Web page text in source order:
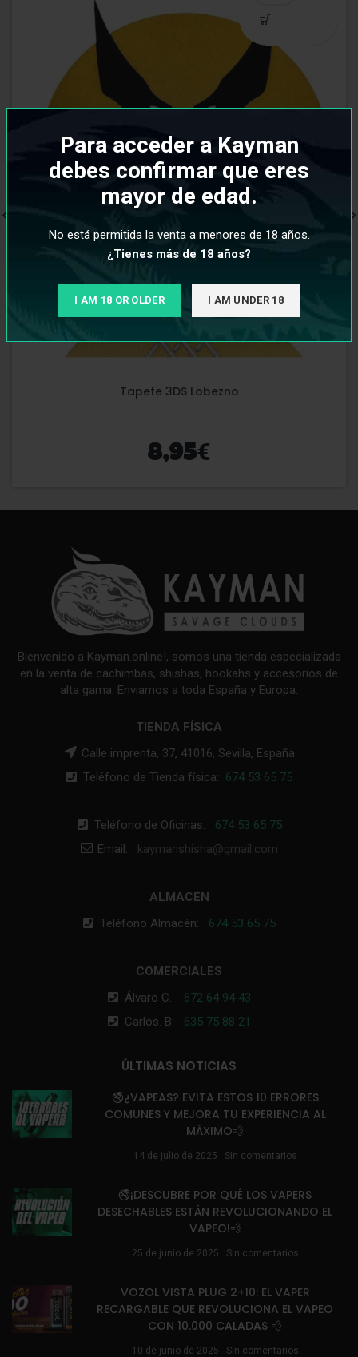
Para acceder a Kayman
debes confirmar que eres
mayor de edad.
No está permitida la venta a menores de 18 años.
¿Tienes más de 18 años?
I AM 18 OR OLDER I AM UNDER 18
Tapete 3DS Lobezno
8,95€
Bienvenido a Kayman.online!, somos una tienda especializada
en la venta de cachimbas, shishas, hookahs y accesorios de
alta gama. Enviamos a toda España y Europa.
TIENDA FÍSICA
Calle imprenta, 37, 41016, Sevilla, España
Teléfono de Tienda física: 674 53 65 75
Teléfono de Oficinas: 674 53 65 75
Email: kaymanshisha@gmail.com
ALMACÉN
Teléfono Almacén: 674 53 65 75
COMERCIALES
Álvaro C.: 672 64 94 43
Carlos. B: 635 75 88 21
ÚLTIMAS NOTICIAS
🚭¿VAPEAS? EVITA ESTOS 10 ERRORES
COMUNES Y MEJORA TU EXPERIENCIA AL
MÁXIMO💨
14 de julio de 2025 Sin comentarios
🚭¡DESCUBRE POR QUÉ LOS VAPERS
DESECHABLES ESTÁN REVOLUCIONANDO EL
VAPEO!💨
25 de junio de 2025 Sin comentarios
VOZOL VISTA PLUG 2+10: EL VAPER
RECARGABLE QUE REVOLUCIONA EL VAPEO
CON 10.000 CALADAS 💨
10 de junio de 2025 Sin comentarios